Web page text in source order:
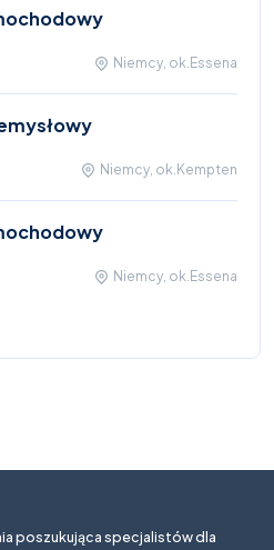
Niemcy, ok.Essena
Niemcy, ok.Kempten
Niemcy, ok.Essena
poszukująca specjalistów dla